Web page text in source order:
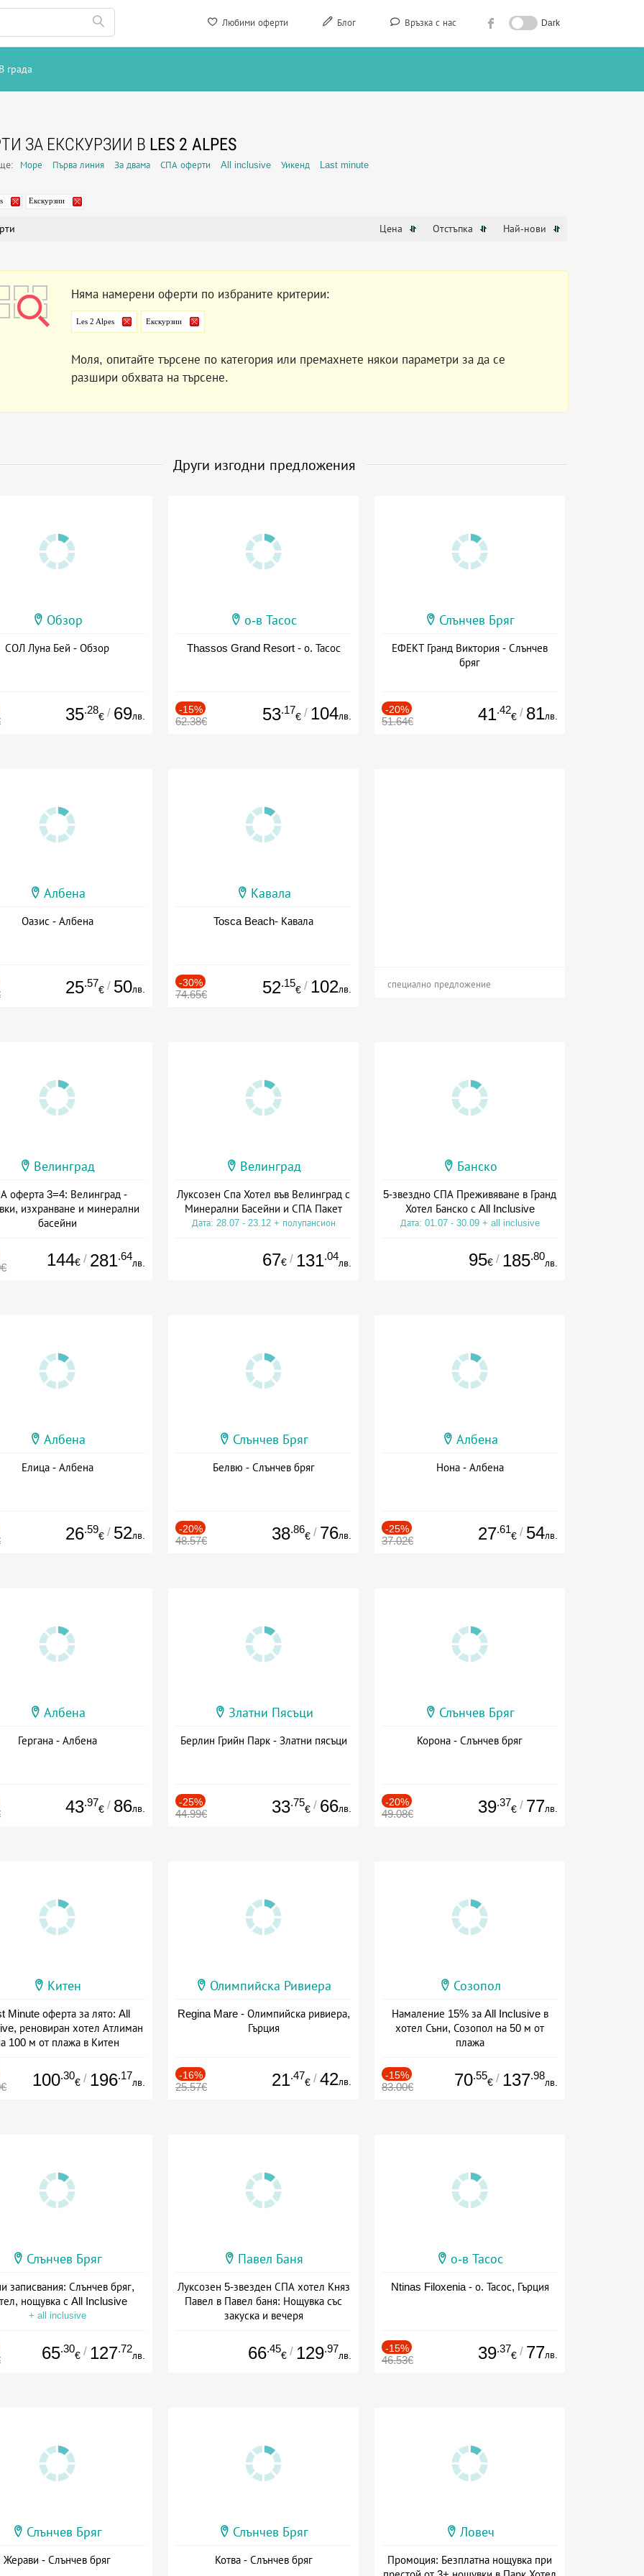
Любими оферти Блог Връзка с нас Dark
В града
ЗА ЕКСКУРЗИИ В LES 2 ALPES
Море Първа линия За двама СПА оферти All inclusive Уикенд Last minute
Екскурзии
Цена Отстъпка Най-нови
Няма намерени оферти по избраните критерии:
Les 2 Alpes Екскурзии
Моля, опитайте търсене по категория или премахнете някои параметри за да се
разшири обхвата на търсене.
Други изгодни предложения
Обзор
СОЛ Луна Бей - Обзор
35.28
€ / 69лв.
о-в Тасос
Thassos Grand Resort - о. Тасос
-15%
62.38€ 53.17
€ / 104лв.
Слънчев Бряг
ЕФЕКТ Гранд Виктория - Слънчев
бряг
-20%
51.64€ 41.42
€ / 81лв.
Албена
Оазис - Албена
25.57
€ / 50лв.
Кавала
Tosca Beach- Кавала
-30%
74.65€ 52.15
€ / 102лв. специално предложение
Велинград
оферта 3=4: Велинград -
изхранване и минерални
басейни
144€ / 281.64
лв.
Велинград
Луксозен Спа Хотел във Велинград с
Минерални Басейни и СПА Пакет
Дата: 28.07 - 23.12 + полупансион
67€ / 131.04
лв.
Банско
5-звездно СПА Преживяване в Гранд
Хотел Банско с All Inclusive
Дата: 01.07 - 30.09 + all inclusive
95€ / 185.80
лв.
Албена
Елица - Албена
26.59
€ / 52лв.
Слънчев Бряг
Белвю - Слънчев бряг
-20%
48.57€ 38.86
€ / 76лв.
Албена
Нона - Албена
-25%
37.02€ 27.61
€ / 54лв.
Албена
Гергана - Албена
43.97
€ / 86лв.
Златни Пясъци
Берлин Грийн Парк - Златни пясъци
-25%
44.99€ 33.75
€ / 66лв.
Слънчев Бряг
Корона - Слънчев бряг
-20%
49.08€ 39.37
€ / 77лв.
Китен
Minute оферта за лято: All
реновиран хотел Атлиман
100 м от плажа в Китен
100.30
€ / 196.17
лв.
Олимпийска Ривиера
Regina Mare - Олимпийска ривиера,
Гърция
-16%
25.57€ 21.47
€ / 42лв.
Созопол
Намаление 15% за All Inclusive в
хотел Съни, Созопол на 50 м от
плажа
-15%
83.00€ 70.55
€ / 137.98
лв.
Слънчев Бряг
записвания: Слънчев бряг,
нощувка с All Inclusive
+ all inclusive
65.30
€ / 127.72
лв.
Павел Баня
Луксозен 5-звезден СПА хотел Княз
Павел в Павел баня: Нощувка със
закуска и вечеря
66.45
€ / 129.97
лв.
о-в Тасос
Ntinas Filoxenia - о. Тасос, Гърция
-15%
46.53€ 39.37
€ / 77лв.
Слънчев Бряг
Жерави - Слънчев бряг
Слънчев Бряг
Котва - Слънчев бряг
Ловеч
Промоция: Безплатна нощувка при